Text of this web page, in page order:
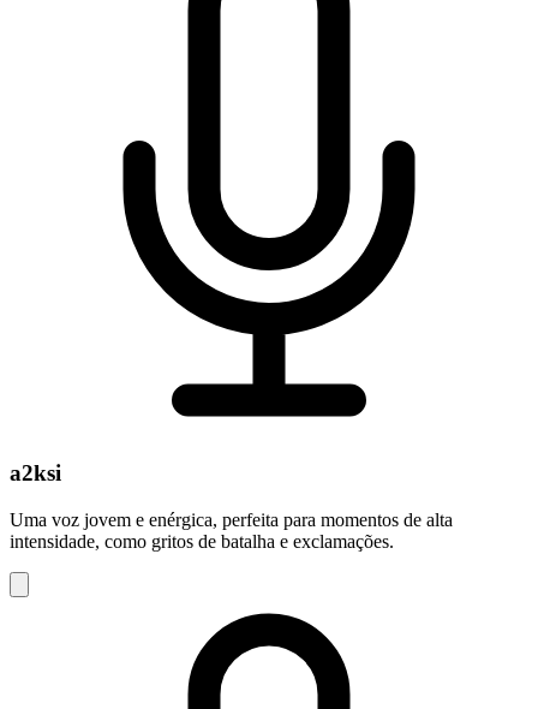
a2ksi
Uma voz jovem e enérgica, perfeita para momentos de alta
intensidade, como gritos de batalha e exclamações.